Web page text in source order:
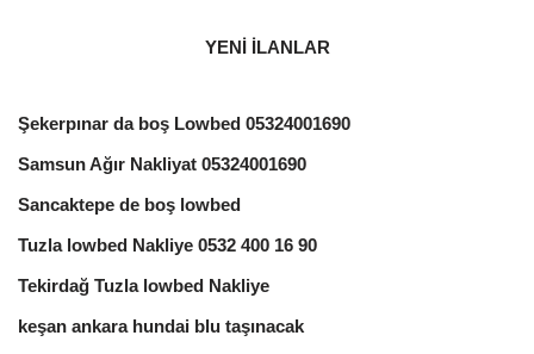
YENİ İLANLAR
Şekerpınar da boş Lowbed 05324001690
Samsun Ağır Nakliyat 05324001690
Sancaktepe de boş lowbed
Tuzla lowbed Nakliye 0532 400 16 90
Tekirdağ Tuzla lowbed Nakliye
keşan ankara hundai blu taşınacak